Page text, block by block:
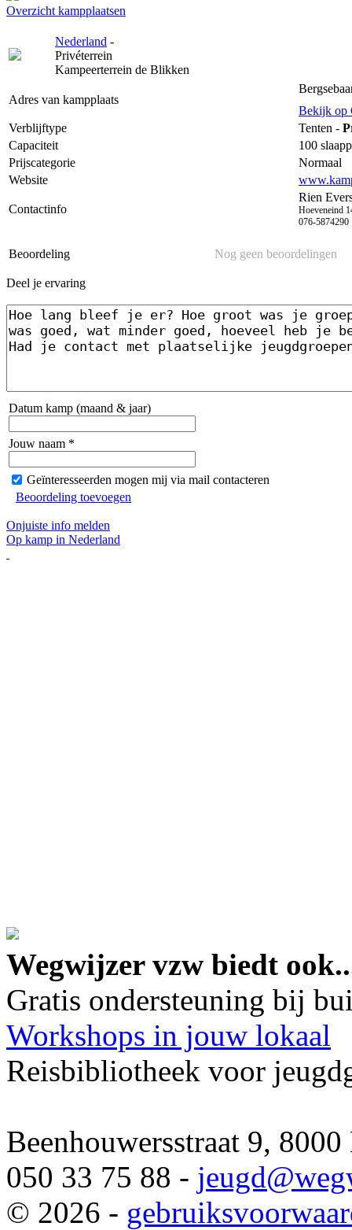
Overzicht kampplaatsen
Nederland -
Privéterrein
Kampeerterrein de Blikken
Adres van kampplaats
Bekijk op
Verblijftype
Tenten -
Capaciteit
100
Prijscategorie
Normaal
Website
Contactinfo
Rien
Hoeveneind
076-5874290
Beoordeling Nog geen beoordelingen
Deel je ervaring
Datum kamp (maand & jaar)
Jouw naam *
Geïnteresseerden mogen mij via mail contacteren
Beoordeling toevoegen
Onjuiste info melden
Op kamp in Nederland
Wegwijzer vzw biedt
Gratis ondersteuning bij
Workshops in jouw lokaal
Reisbibliotheek voor
Beenhouwersstraat 9,
050 33 75 88 - jeugd
© 2026 -